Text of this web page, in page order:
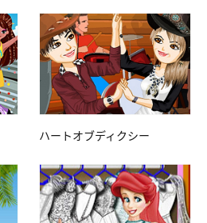
ハートオブディクシー